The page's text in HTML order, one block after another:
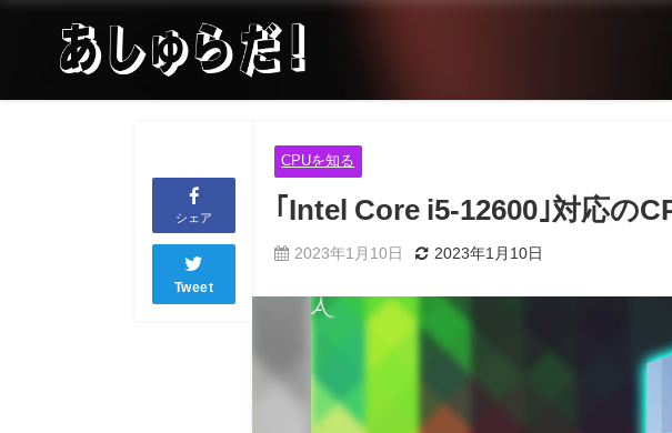
シェア
Tweet
CPUを知る
｢Intel Core i5-12600｣対応の
2023年1月10日 2023年1月10日